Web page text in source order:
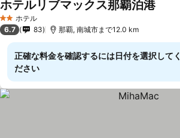
2 ホテルのランク
ホテル
ホテルリブマックス那覇泊港
6.7 83 那覇, 南城市まで12.0 km
正確な料金を確認するには日付を選択してく
ださい